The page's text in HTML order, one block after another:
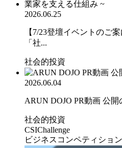
2026.06.25
【7/23登壇イベントのご
「社...
社会的投資
2026.06.04
ARUN DOJO PR動画 公開
社会的投資
CSIChallenge
ビジネスコンペティション